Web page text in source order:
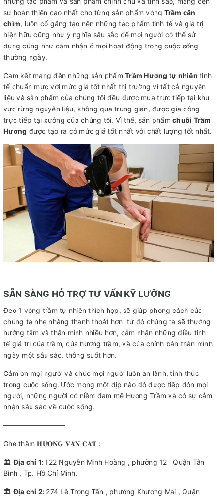
sự hoàn thiện cao nhất cho từng sản phẩm vòng Trầm cận
chìm, luôn cố gắng tạo nên những tác phẩm tinh tế và giá trị
hiện hữu cũng như ý nghĩa sâu sắc để mọi người có thể sử
dụng cũng như cảm nhận ở mọi hoạt động trong cuộc sống
thường ngày.
Cam kết mang đến những sản phẩm Trầm Hương tự nhiên tinh
tế chuẩn mực với mức giá tốt nhất thị trường vì tất cả nguyên
liệu và sản phẩm của chúng tôi đều được mua trực tiếp tại khu
vực rừng nguyên liệu, không qua trung gian, được gia công
trực tiếp tại xưởng của chúng tôi. Vì thế, sản phẩm chuỗi Trầm
Hương được tạo ra có mức giá tốt nhất với chất lượng tốt nhất.
SẴN SÀNG HỖ TRỢ TƯ VẤN KỸ LƯỠNG
Đeo 1 vòng trầm tự nhiên thích hợp, sẽ giúp phong cách của
chúng ta nhẹ nhàng thanh thoát hơn, từ đó chúng ta sẽ thường
hướng tâm và thân mình nhiều hơn, cảm nhận những điều tinh
tế giá trị của trầm, của hương trầm, và của chính bản thân mình
ngày một sâu sắc, thông suốt hơn.
Cảm ơn mọi người và chúc mọi người luôn an lành, tỉnh thức
trong cuộc sống. Ước mong một dịp nào đó được tiếp đón mọi
người, những người có niềm đam mê Hương Trầm và có sự cảm
nhận sâu sắc về cuộc sống.
—————————
Ghé thăm 𝐇𝐔̛𝐎̛𝐍𝐆 𝐕𝐀̂𝐍 𝐂𝐀́𝐓 :
🏛Địa chỉ 1: 122 Nguyễn Minh Hoàng , phường 12 , Quận Tân
Bình , Tp. Hồ Chí Minh.
🏛Địa chỉ 2: 274 Lê Trọng Tấn , phường Khương Mai , Quận